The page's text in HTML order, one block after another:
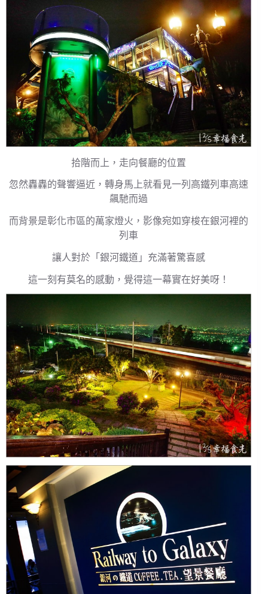
拾階而上，走向餐廳的位置
忽然轟轟的聲響逼近，轉身馬上就看見一列高鐵列車高速
飆馳而過
而背景是彰化市區的萬家燈火，影像宛如穿梭在銀河裡的
列車
讓人對於「銀河鐵道」充滿著驚喜感
這一刻有莫名的感動，覺得這一幕實在好美呀！